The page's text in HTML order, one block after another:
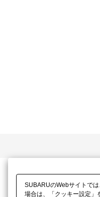
SUBARUのWebサイトで
場合は、「クッキー設定」